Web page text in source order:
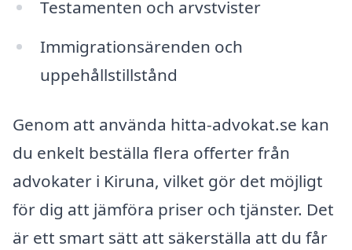
Testamenten och arvstvister
Immigrationsärenden och
uppehållstillstånd
Genom att använda hitta-advokat.se kan
du enkelt beställa flera offerter från
advokater i Kiruna, vilket gör det möjligt
för dig att jämföra priser och tjänster. Det
är ett smart sätt att säkerställa att du får